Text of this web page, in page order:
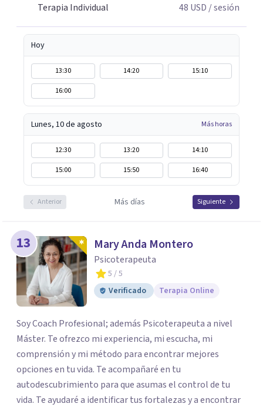
Terapia Individual
48 USD / sesión
Hoy
13:30 14:20
15:10
16:00
Lunes, 10 de agosto Más horas
12:30 13:20
14:10
15:00
15:50 16:40
Anterior Más días Siguiente
13 Mary Anda Montero
Psicoterapeuta
5 / 5
Verificado
Terapia Online
Soy Coach Profesional; además Psicoterapeuta a nivel
Máster. Te ofrezco mi experiencia, mi escucha, mi
comprensión y mi método para encontrar mejores
opciones en tu vida. Te acompañaré en tu
autodescubrimiento para que asumas el control de tu
vida. Te ayudaré a identificar tus fortalezas y a encontrar